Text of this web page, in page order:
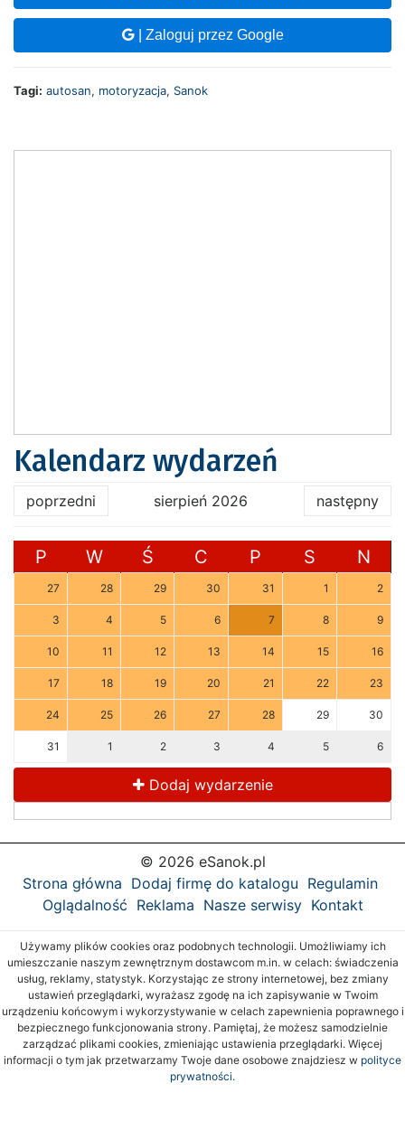
| Zaloguj przez Google
Tagi: autosan, motoryzacja, Sanok
Kalendarz wydarzeń
poprzedni sierpień 2026 następny
P W Ś C P S N
27 28 29 30 31 1 2
3 4 5 6 7 8 9
10 11 12 13 14 15 16
17 18 19 20 21 22 23
24 25 26 27 28 29 30
31 1 2 3 4 5 6
Dodaj wydarzenie
© 2026 eSanok.pl
Strona główna Dodaj firmę do katalogu Regulamin
Oglądalność Reklama Nasze serwisy Kontakt
Używamy plików cookies oraz podobnych technologii. Umożliwiamy ich
umieszczanie naszym zewnętrznym dostawcom m.in. w celach: świadczenia
usług, reklamy, statystyk. Korzystając ze strony internetowej, bez zmiany
ustawień przeglądarki, wyrażasz zgodę na ich zapisywanie w Twoim
urządzeniu końcowym i wykorzystywanie w celach zapewnienia poprawnego i
bezpiecznego funkcjonowania strony. Pamiętaj, że możesz samodzielnie
zarządzać plikami cookies, zmieniając ustawienia przeglądarki. Więcej
informacji o tym jak przetwarzamy Twoje dane osobowe znajdziesz w polityce
prywatności.